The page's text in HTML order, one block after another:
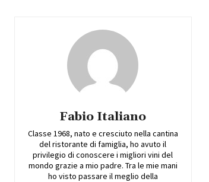
Fabio Italiano
Classe 1968, nato e cresciuto nella cantina
del ristorante di famiglia, ho avuto il
privilegio di conoscere i migliori vini del
mondo grazie a mio padre. Tra le mie mani
ho visto passare il meglio della